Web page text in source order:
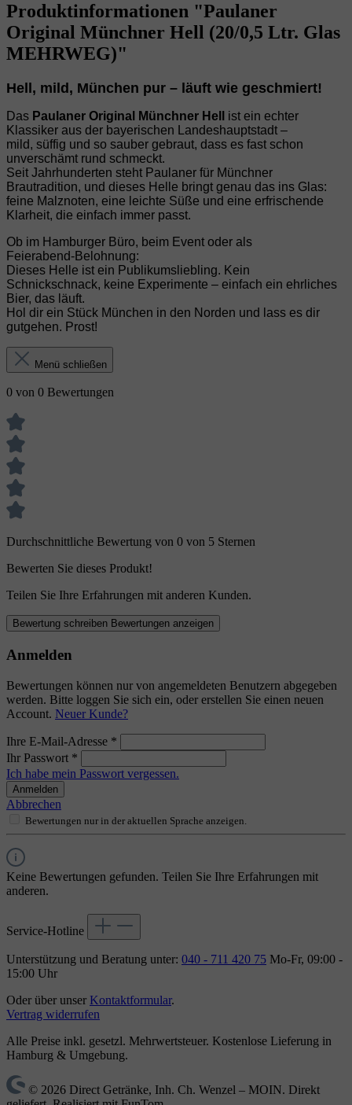
Produktinformationen "Paulaner
Original Münchner Hell (20/0,5 Ltr. Glas
MEHRWEG)"
Hell, mild, München pur – läuft wie geschmiert!
Das Paulaner Original Münchner Hell
ist ein echter
Klassiker aus der bayerischen Landeshauptstadt –
mild, süffig und so sauber gebraut, dass es fast schon
unverschämt rund schmeckt.
Seit Jahrhunderten steht Paulaner für Münchner
Brautradition, und dieses Helle bringt genau das ins Glas:
feine Malznoten, eine leichte Süße und eine erfrischende
Klarheit, die einfach immer passt.
Ob im Hamburger Büro, beim Event oder als
Feierabend‑Belohnung:
Dieses Helle ist ein Publikumsliebling. Kein
Schnickschnack, keine Experimente – einfach ein ehrliches
Bier, das läuft.
Hol dir ein Stück München in den Norden und lass es dir
gutgehen. Prost!
Menü schließen
0 von 0 Bewertungen
Durchschnittliche Bewertung von 0 von 5 Sternen
Bewerten Sie dieses Produkt!
Teilen Sie Ihre Erfahrungen mit anderen Kunden.
Bewertung schreiben Bewertungen anzeigen
Anmelden
Bewertungen können nur von angemeldeten Benutzern abgegeben
werden. Bitte loggen Sie sich ein, oder erstellen Sie einen neuen
Account. Neuer Kunde?
Ihre E-Mail-Adresse *
Ihr Passwort *
Ich habe mein Passwort vergessen.
Anmelden
Abbrechen
Bewertungen nur in der aktuellen Sprache anzeigen.
Keine Bewertungen gefunden. Teilen Sie Ihre Erfahrungen mit
anderen.
Service-Hotline
Unterstützung und Beratung unter: 040 - 711 420 75 Mo-Fr, 09:00 -
15:00 Uhr
Oder über unser Kontaktformular.
Vertrag widerrufen
Alle Preise inkl. gesetzl. Mehrwertsteuer. Kostenlose Lieferung in
Hamburg & Umgebung.
© 2026 Direct Getränke, Inh. Ch. Wenzel – MOIN. Direkt